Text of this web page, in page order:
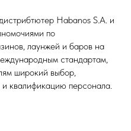
Habanos S.A. и
по
лаунжей и баров на
стандартам,
широкий выбор,
квалификацию персонала.